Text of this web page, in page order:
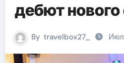
дебют
By travelbox27_ Июл